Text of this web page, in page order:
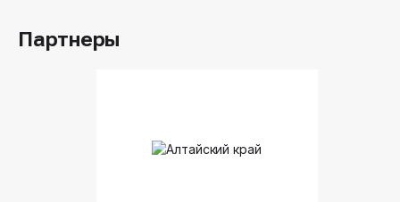
Партнеры